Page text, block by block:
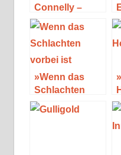
Connelly –
Seine Bücher
und Figuren
(Special)
»Wenn das
Schlachten
vorbei ist« von
T. C. Boyle